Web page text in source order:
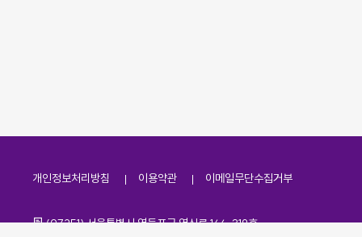
개인정보처리방침 이용약관 이메일무단수집거부
주소
(07251) 서울특별시 영등포구 영신로 166, 319호